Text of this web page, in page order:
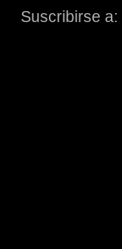
Suscribirse a: